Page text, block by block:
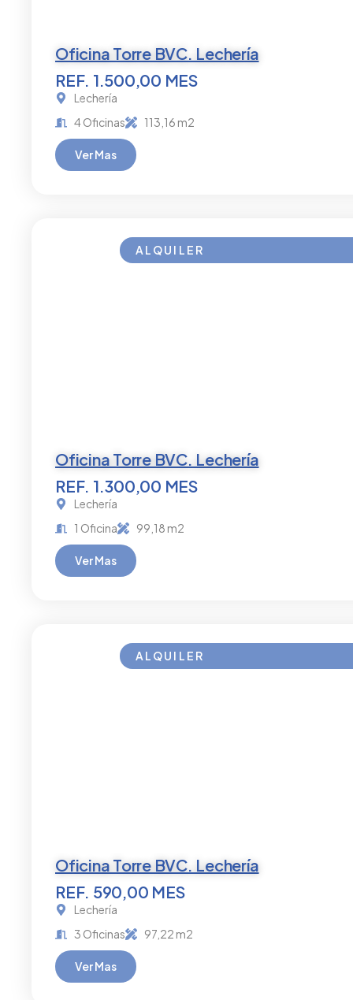
Oficina Torre BVC. Lechería
REF. 1.500,00 MES
Lechería
4 Oficinas
113,16 m2
Ver Mas
ALQUILER
Oficina Torre BVC. Lechería
REF. 1.300,00 MES
Lechería
1 Oficina
99,18 m2
Ver Mas
ALQUILER
Oficina Torre BVC. Lechería
REF. 590,00 MES
Lechería
3 Oficinas
97,22 m2
Ver Mas